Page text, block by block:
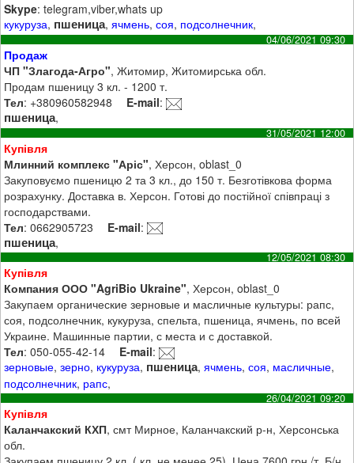
Skype: telegram,viber,whats up
кукуруза, пшеница,ячмень,соя, подсолнечник,
04/06/2021 09:30
Продаж
ЧП "Злагода-Агро", Житомир, Житомирська обл.
Продам пшеницу 3 кл. - 1200 т.
Тел: +380960582948 E-mail:
пшеница,
31/05/2021 12:00
Купівля
Млинний комплекс "Аріс", Херсон, oblast_0
Закуповуємо пшеницю 2 та 3 кл., до 150 т. Безготівкова форма
розрахунку. Доставка в. Херсон. Готові до постійної співпраці з
господарствами.
Тел: 0662905723 E-mail:
пшеница,
12/05/2021 08:30
Купівля
Компания ООО "AgriBio Ukraine", Херсон, oblast_0
Закупаем органические зерновые и масличные культуры: рапс,
соя, подсолнечник, кукуруза, спельта, пшеница, ячмень, по всей
Украине. Машинные партии, с места и с доставкой.
Тел: 050-055-42-14 E-mail:
зерновые,зерно, кукуруза, пшеница,ячмень,соя, масличные,
подсолнечник, рапс,
26/04/2021 09:20
Купівля
Каланчакский КХП, смт Мирное, Каланчакский р-н, Херсонська
обл.